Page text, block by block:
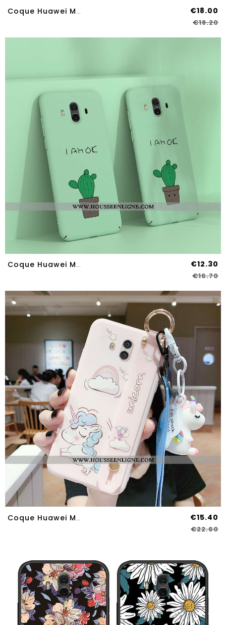
Coque Huawei Mate 10 Cuir Protection Téléphone Portable Clamshell Simple Bovins Verte €18.00
€18.20
Coque Huawei Mate 10 Personnalité Créatif Légère Étui Dessin Animé Tout Compris Téléphone Portable V €12.30
€16.70
Coque Huawei Mate 10 Personnalité Créatif Fluide Doux Nouveau Cœur Dessin Animé Étui Rose €15.40
€22.60